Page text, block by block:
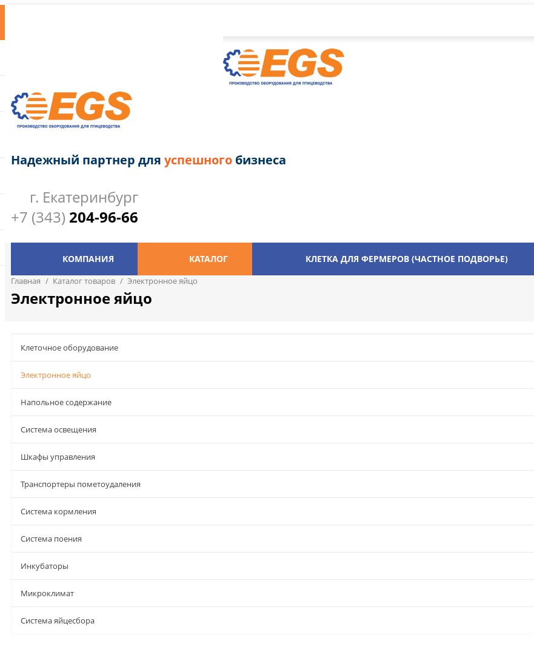
Надежный партнер для успешного бизнеса
г. Екатеринбург
+7 (343) 204-96-66
КОМПАНИЯ КАТАЛОГ КЛЕТКА ДЛЯ ФЕРМЕРОВ (ЧАСТНОЕ ПОДВОРЬЕ)
Главная / Каталог товаров / Электронное яйцо
Электронное яйцо
Клеточное оборудование
Электронное яйцо
Напольное содержание
Система освещения
Шкафы управления
Транспортеры пометоудаления
Система кормления
Система поения
Инкубаторы
Микроклимат
Система яйцесбора